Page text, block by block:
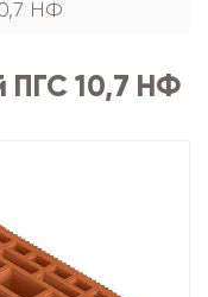
НФ
ПГС 10,7 НФ